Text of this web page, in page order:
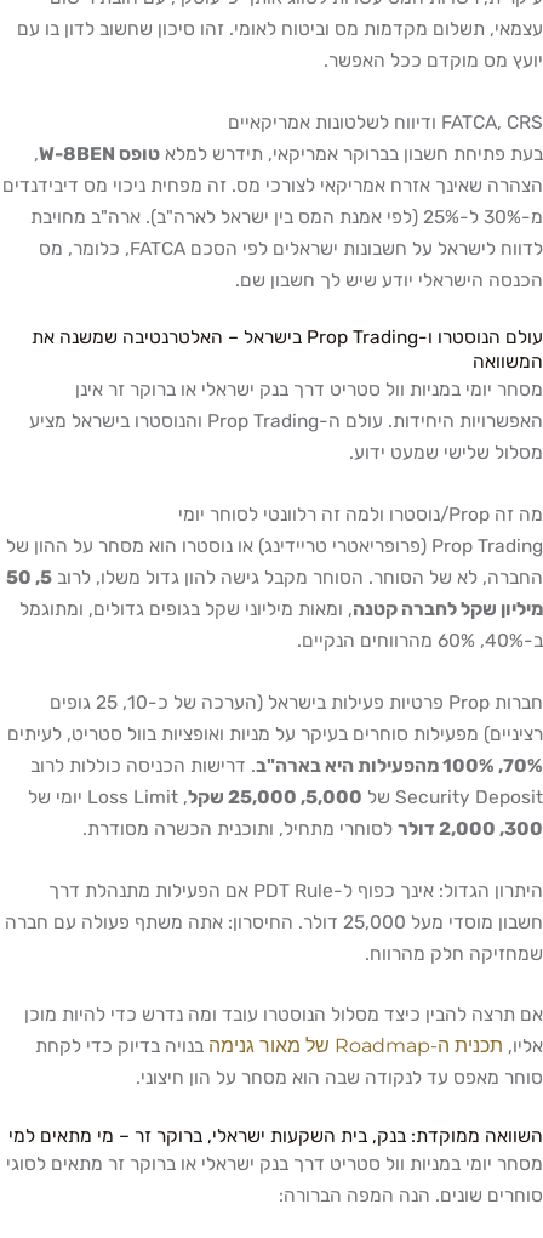
עצמאי, תשלום מקדמות מס וביטוח לאומי. זהו סיכון שחשוב לדון בו עם
יועץ מס מוקדם ככל האפשר.
FATCA, CRS ודיווח לשלטונות אמריקאיים
בעת פתיחת חשבון בברוקר אמריקאי, תידרש למלא טופס W-8BEN
,
הצהרה שאינך אזרח אמריקאי לצורכי מס. זה מפחית ניכוי מס דיבידנדים
מ-30% ל-25% (לפי אמנת המס בין ישראל לארה"ב). ארה"ב מחויבת
לדווח לישראל על חשבונות ישראלים לפי הסכם FATCA, כלומר, מס
הכנסה הישראלי יודע שיש לך חשבון שם.
עולם הנוסטרו ו-Prop Trading בישראל – האלטרנטיבה שמשנה את
המשוואה
מסחר יומי במניות וול סטריט דרך בנק ישראלי או ברוקר זר אינן
האפשרויות היחידות. עולם ה-Prop Trading והנוסטרו בישראל מציע
מסלול שלישי שמעט ידוע.
מה זה Prop/נוסטרו ולמה זה רלוונטי לסוחר יומי
Prop Trading (פרופריאטרי טריידינג) או נוסטרו הוא מסחר על ההון של
החברה, לא של הסוחר. הסוחר מקבל גישה להון גדול משלו, לרוב
5, 50
מיליון שקל לחברה קטנה, ומאות מיליוני שקל בגופים גדולים, ומתוגמל
ב-40%, 60% מהרווחים הנקיים.
חברות Prop פרטיות פעילות בישראל (הערכה של כ-10, 25 גופים
רציניים) מפעילות סוחרים בעיקר על מניות ואופציות בוול סטריט, לעיתים
70%, 100% מהפעילות היא בארה"ב
. דרישות הכניסה כוללות לרוב
Security Deposit של
5,000, 25,000 שקל
, Loss Limit יומי של
300, 2,000 דולר
לסוחרי מתחיל, ותוכנית הכשרה מסודרת.
היתרון הגדול: אינך כפוף ל-PDT Rule אם הפעילות מתנהלת דרך
חשבון מוסדי מעל 25,000 דולר. החיסרון: אתה משתף פעולה עם חברה
שמחזיקה חלק מהרווח.
אם תרצה להבין כיצד מסלול הנוסטרו עובד ומה נדרש כדי להיות מוכן
אליו, תכנית ה-Roadmap של מאור גנימה
בנויה בדיוק כדי לקחת
סוחר מאפס עד לנקודה שבה הוא מסחר על הון חיצוני.
השוואה ממוקדת: בנק, בית השקעות ישראלי, ברוקר זר – מי מתאים למי
מסחר יומי במניות וול סטריט דרך בנק ישראלי או ברוקר זר מתאים לסוגי
סוחרים שונים. הנה המפה הברורה: